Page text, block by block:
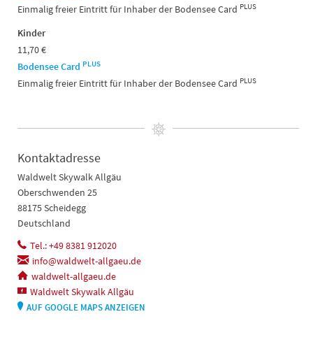
Einmalig freier Eintritt für Inhaber der Bodensee Card PLUS
Kinder
11,70 €
Bodensee Card PLUS
Einmalig freier Eintritt für Inhaber der Bodensee Card PLUS
Kontaktadresse
Waldwelt Skywalk Allgäu
Oberschwenden 25
88175 Scheidegg
Deutschland
Tel.: +49 8381 912020
info@waldwelt-allgaeu.de
waldwelt-allgaeu.de
Waldwelt Skywalk Allgäu
AUF GOOGLE MAPS ANZEIGEN